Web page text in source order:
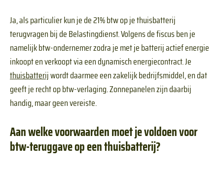
Ja, als particulier kun je de 21% btw op je thuisbatterij
terugvragen bij de Belastingdienst. Volgens de fiscus ben je
namelijk btw-ondernemer zodra je met je batterij actief energie
inkoopt en verkoopt via een dynamisch energiecontract. Je
thuisbatterijwordt daarmee een zakelijk bedrijfsmiddel, en dat
geeft je recht op btw-verlaging. Zonnepanelen zijn daarbij
handig, maar geen vereiste.
Aan welke voorwaarden moet je voldoen voor
btw-teruggave op een thuisbatterij?